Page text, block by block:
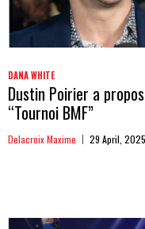
DANA WHITE
Dustin Poirier a
“Tournoi BMF”
Delacroix Maxime 29 April,